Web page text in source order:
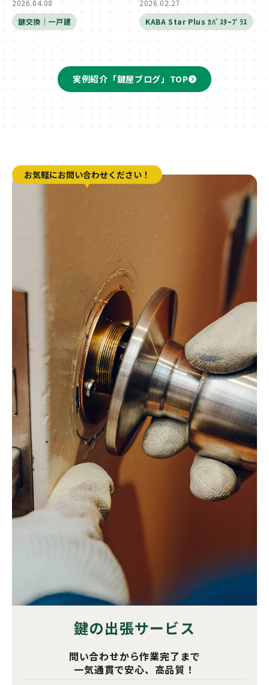
2026.04.08
鍵交換｜一戸建
2026.02.27
KABA Star Plus ｶﾊﾞｽﾀｰﾌﾟﾗｽ
実例紹介「鍵屋ブログ」TOP
お気軽にお問い合わせください！
鍵の出張サービス
問い合わせから作業完了まで
一気通貫で安心、高品質！